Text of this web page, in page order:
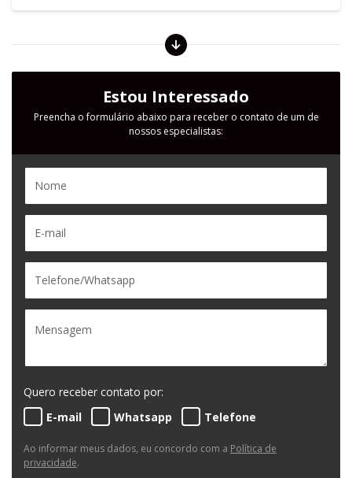
Estou Interessado
Preencha o formulário abaixo para receber o contato de um de
nossos especialistas:
Quero receber contato por:
E-mail
Whatsapp Telefone
Ao informar meus dados, eu concordo com a Política de
privacidade.